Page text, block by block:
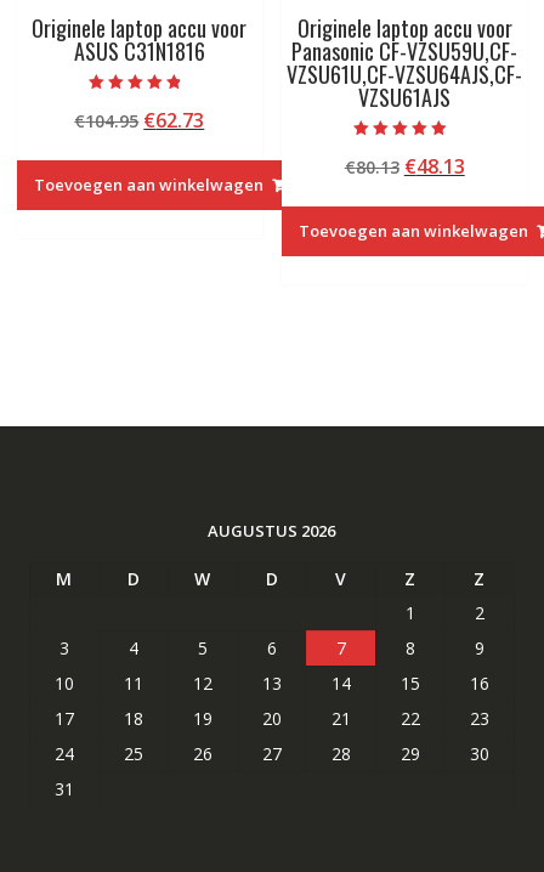
Originele laptop accu voor
ASUS C31N1816
met
4.50
€104.95 Oorspronkelijke
was:
€104.95.
€62.73
is:
€62.73.
Toevoegen aan winkelwagen
Originele laptop accu voor
Panasonic CF-VZSU59U,CF-
VZSU61U,CF-VZSU64AJS,CF-
VZSU61AJS
met
4.50
€80.13
was:
€80.13.
€48.13Huidige
is:
€48.13.
Toevoegen aan winkelwagen
AUGUSTUS 2026
M D W D V Z
Z
1
2
3
4 5 6 7 8
9
10
11 12 13 14 15
16
17
18 19 20 21 22
23
24
25 26 27 28 29
30
31